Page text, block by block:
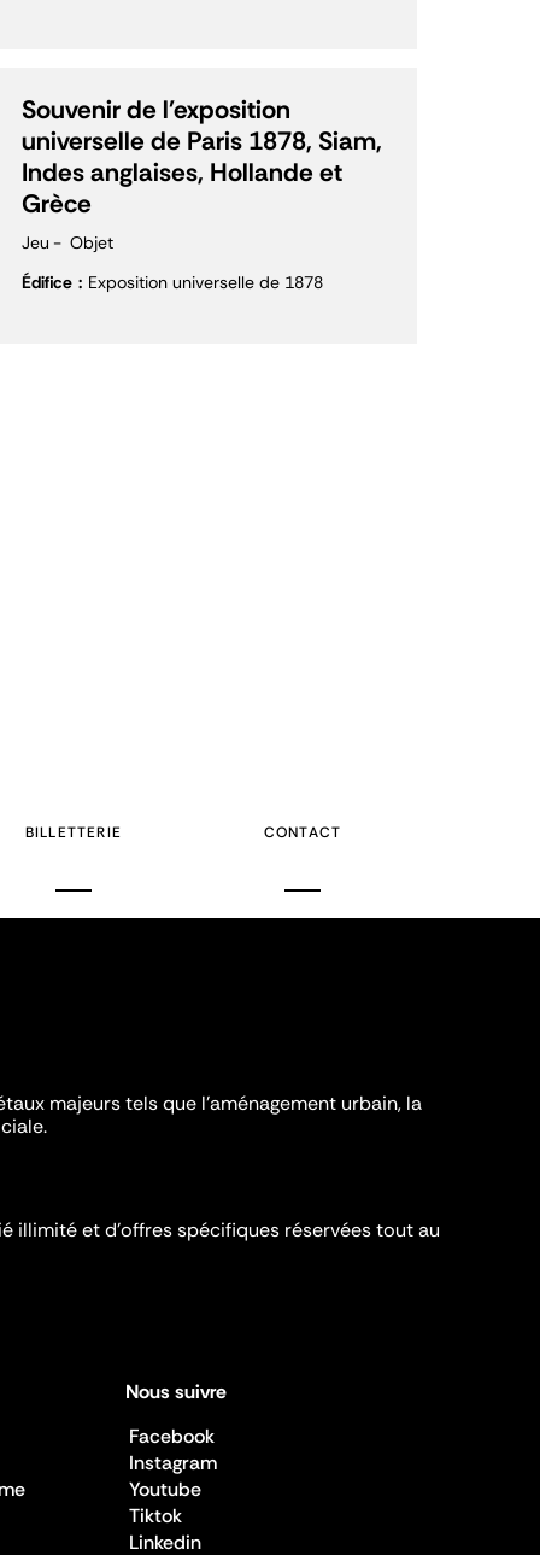
Souvenir de l'exposition
universelle de Paris 1878, Siam,
Indes anglaises, Hollande et
Grèce
Jeu
Objet
Édifice
Exposition universelle de 1878
BILLETTERIE CONTACT
majeurs tels que l'aménagement urbain, la
illimité et d’offres spécifiques réservées tout au
Nous suivre
Facebook
Instagram
Youtube
Tiktok
Linkedin